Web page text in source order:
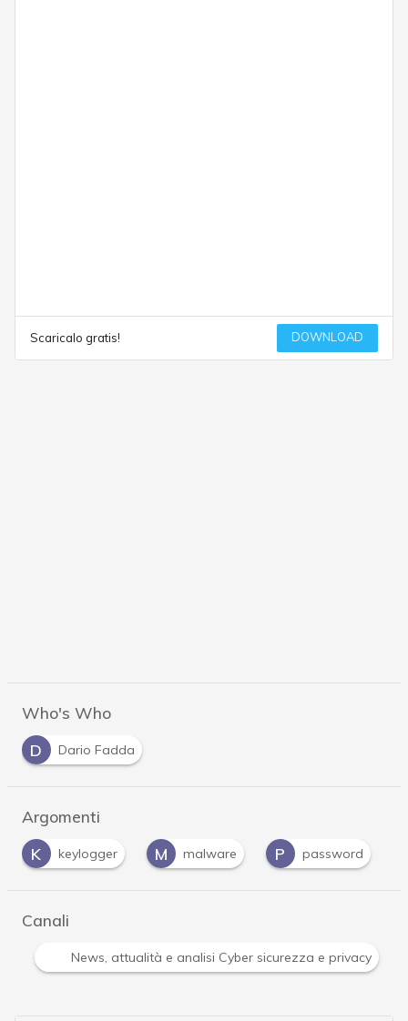
Scaricalo gratis! DOWNLOAD
Who's Who
D
Dario Fadda
Argomenti
M
malware P password P phishing
Canali
Attacchi hacker e Malware: le ultime news in tempo